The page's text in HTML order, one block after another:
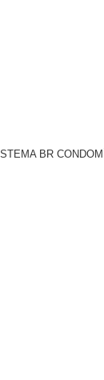
BR